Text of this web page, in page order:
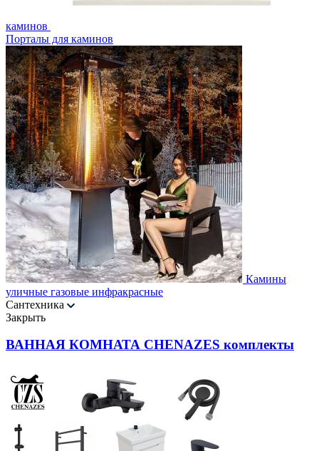
каминов
Порталы для каминов
Камины
уличные газовые инфракрасные
Сантехника
Закрыть
ВАННАЯ КОМНАТА CHENAZES комплекты